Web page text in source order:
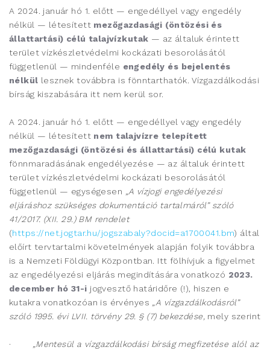
A 2024. január hó 1. előtt — engedéllyel vagy engedély
nélkül — létesített mezőgazdasági (öntözési és
állattartási) célú talajvízkutak — az általuk érintett
terület vízkészletvédelmi kockázati besorolásától
függetlenül — mindenféle engedély és bejelentés
nélkül lesznek továbbra is fönntarthatók. Vízgazdálkodási
bírság kiszabására itt nem kerül sor.
A 2024. január hó 1. előtt — engedéllyel vagy engedély
nélkül — létesített nem talajvízre telepített
mezőgazdasági (öntözési és állattartási) célú kutak
fönnmaradásának engedélyezése — az általuk érintett
terület vízkészletvédelmi kockázati besorolásától
függetlenül — egységesen
„A vízjogi engedélyezési
eljáráshoz szükséges dokumentáció tartalmáról” szóló
41/2017. (XII. 29.) BM rendelet
(https://net.jogtar.hu/jogszabaly?docid=a1700041.bm) által
előírt tervtartalmi követelmények alapján folyik továbbra
is a Nemzeti Földügyi Központban. Itt fölhívjuk a figyelmet
az engedélyezési eljárás megindítására vonatkozó 2023.
december hó 31-i jogvesztő határidőre (!), hiszen e
kutakra vonatkozóan is érvényes
„A vízgazdálkodásról”
szóló 1995. évi LVII. törvény 29. § (7) bekezdése, mely szerint
·
„Mentesül a vízgazdálkodási bírság megfizetése alól az